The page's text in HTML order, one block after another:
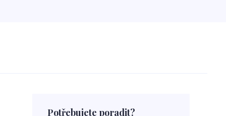
Potřebujete poradit?